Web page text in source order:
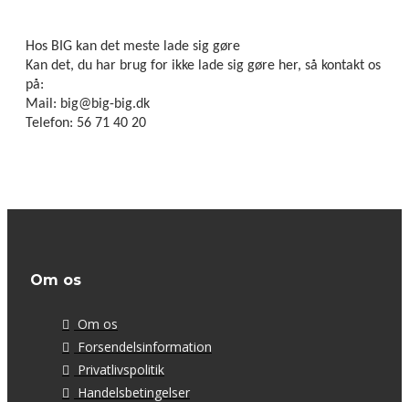
Hos BIG kan det meste lade sig gøre
Kan det, du har brug for ikke lade sig gøre her, så kontakt os
på:
Mail: big@big-big.dk
Telefon: 56 71 40 20
Om os
Om os
Forsendelsinformation
Privatlivspolitik
Handelsbetingelser